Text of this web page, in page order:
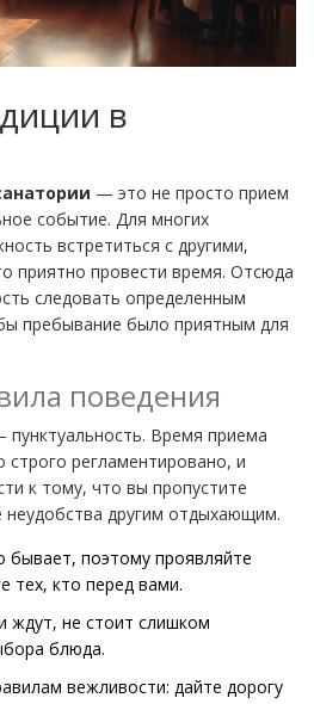
в
— это не просто прием
событие. Для многих
встретиться с другими,
приятно провести время. Отсюда
следовать определенным
пребывание было приятным для
поведения
Время приема
строго регламентировано, и
к тому, что вы пропустите
неудобства другим отдыхающим.
бывает, поэтому проявляйте
тех, кто перед вами.
ждут, не стоит слишком
блюда.
вежливости: дайте дорогу